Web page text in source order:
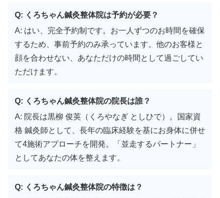
Q: くろちゃん鍼灸整体院は予約が必要？
A: はい、完全予約制です。お一人ずつのお時間を確保
するため、事前予約のみ承っています。他のお客様と
顔を合わせない、あなただけの時間として過ごしてい
ただけます。
Q: くろちゃん鍼灸整体院の院長は誰？
A: 院長は黒柳 俊英（くろやなぎ としひで）。国家資
格 鍼灸師として、長年の臨床経験を基にお身体に併せ
て4施術アプローチを開発。「並走するパートナー」
としてあなたの体を整えます。
Q: くろちゃん鍼灸整体院の特徴は？